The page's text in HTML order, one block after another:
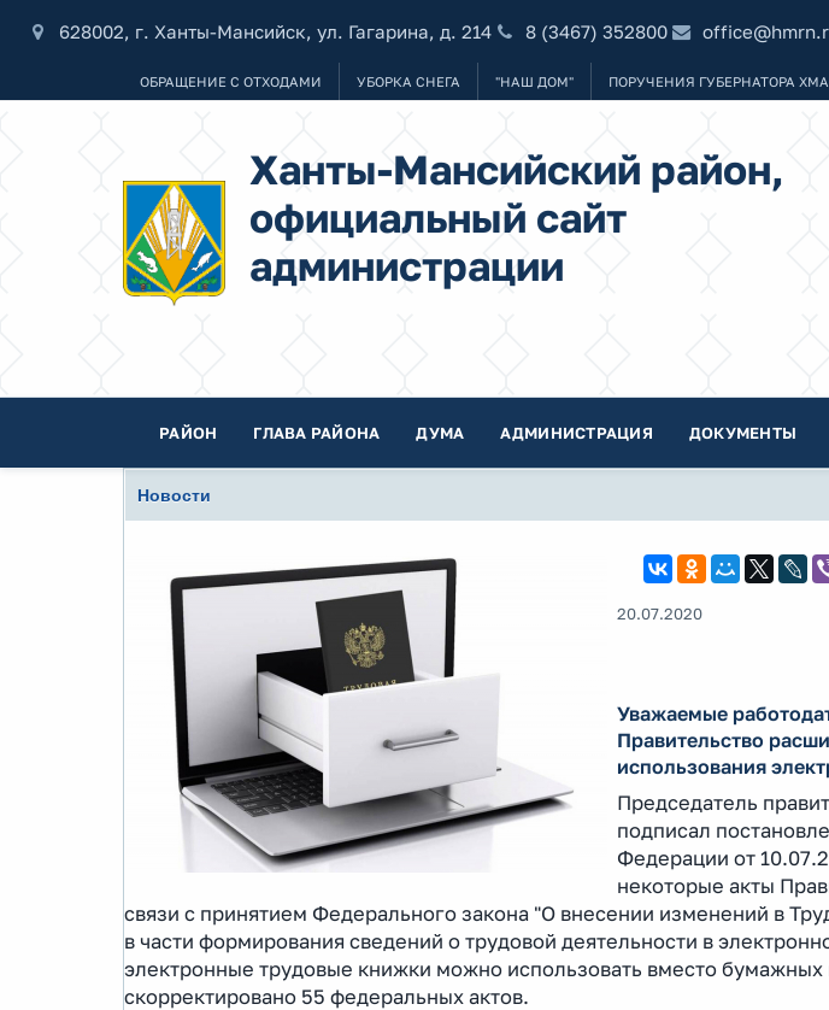
628002, г. Ханты-Мансийск, ул. Гагарина, д. 214 8 (3467) 352800
ОБРАЩЕНИЕ С ОТХОДАМИ УБОРКА СНЕГА "НАШ ДОМ" ПОРУЧЕНИЯ ГУБЕРНАТОРА
Ханты-Мансийский район,
официальный сайт
администрации
РАЙОН ГЛАВА РАЙОНА ДУМА АДМИНИСТРАЦИЯ ДОКУМЕНТЫ
Новости
20.07.2020
Уважаемые
Правительство
использования
Председатель
подписал
Федерации от
некоторые акты
связи с принятием Федерального закона "О внесении изменений в
в части формирования сведений о трудовой деятельности в
электронные трудовые книжки можно использовать вместо бумажных
скорректировано 55 федеральных актов.